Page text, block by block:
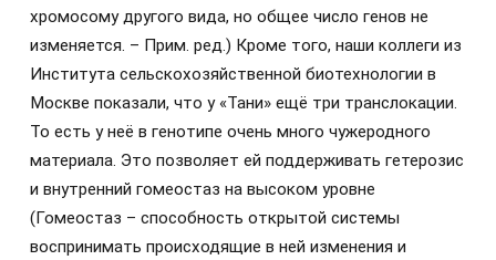
хромосому другого вида, но общее число генов не
изменяется. – Прим. ред.) Кроме того, наши коллеги из
Института сельскохозяйственной биотехнологии в
Москве показали, что у «Тани» ещё три транслокации.
То есть у неё в генотипе очень много чужеродного
материала. Это позволяет ей поддерживать гетерозис
и внутренний гомеостаз на высоком уровне
(Гомеостаз – способность открытой системы
воспринимать происходящие в ней изменения и